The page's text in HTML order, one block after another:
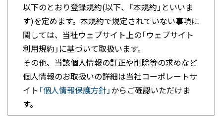
以下のとおり登録規約(以下、「本規約」といいま
す)を定めます。本規約で規定されていない事項に
関しては、当社ウェブサイト上の「ウェブサイト
利用規約」に基づいて取扱います。
その他、当該個人情報の訂正や削除等の求めなど
個人情報のお取扱いの詳細は当社コーポレートサ
イト 「個人情報保護方針」からご確認いただけま
す。